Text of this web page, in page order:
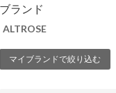
ブランド
ALTROSE
マイブランドで絞り込む